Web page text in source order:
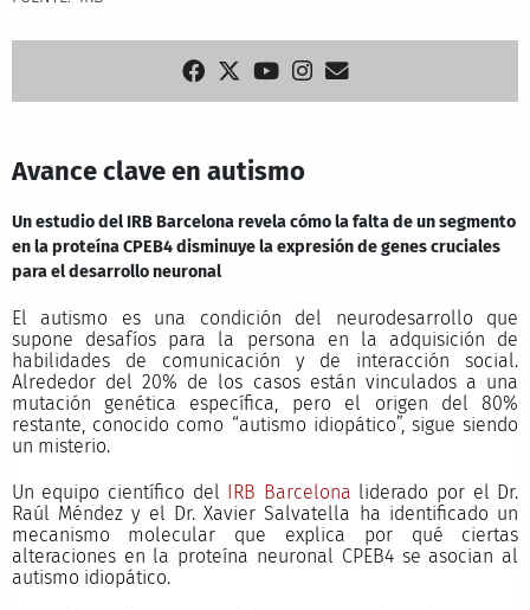
Avance clave en autismo
Un estudio del IRB Barcelona revela cómo la falta de un segmento
en la proteína CPEB4 disminuye la expresión de genes cruciales
para el desarrollo neuronal
El autismo es una condición del neurodesarrollo que
supone desafíos para la persona en la adquisición de
habilidades de comunicación y de interacción social.
Alrededor del 20% de los casos están vinculados a una
mutación genética específica, pero el origen del 80%
restante, conocido como “autismo idiopático”, sigue siendo
un misterio.
Un equipo científico del IRB Barcelona liderado por el Dr.
Raúl Méndez y el Dr. Xavier Salvatella ha identificado un
mecanismo molecular que explica por qué ciertas
alteraciones en la proteína neuronal CPEB4 se asocian al
autismo idiopático.